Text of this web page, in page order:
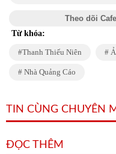
Theo dõi
Từ khóa:
Thanh Thiếu Niên
Nhà Quảng Cáo
TIN CÙNG CHUYÊN
ĐỌC THÊM